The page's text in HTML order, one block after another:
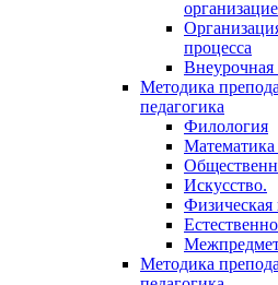
процесса
Внеурочная
Методика
педагогика
Филология
Искусство.
Методика